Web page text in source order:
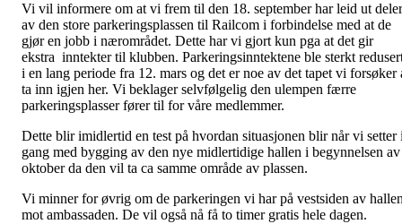
Vi vil informere om at vi frem til den 18. september har leid ut deler
av den store parkeringsplassen til Railcom i forbindelse med at de
gjør en jobb i nærområdet. Dette har vi gjort kun pga at det gir
ekstra inntekter til klubben. Parkeringsinntektene ble sterkt
i en lang periode fra 12. mars og det er noe av det tapet vi forsøker
ta inn igjen her. Vi beklager selvfølgelig den ulempen færre
parkeringsplasser fører til for våre medlemmer.
Dette blir imidlertid en test på hvordan situasjonen blir når vi setter
gang med bygging av den nye midlertidige hallen i begynnelsen av
oktober da den vil ta ca samme område av plassen.
Vi minner for øvrig om de parkeringen vi har på vestsiden av
mot ambassaden. De vil også nå få to timer gratis hele dagen.